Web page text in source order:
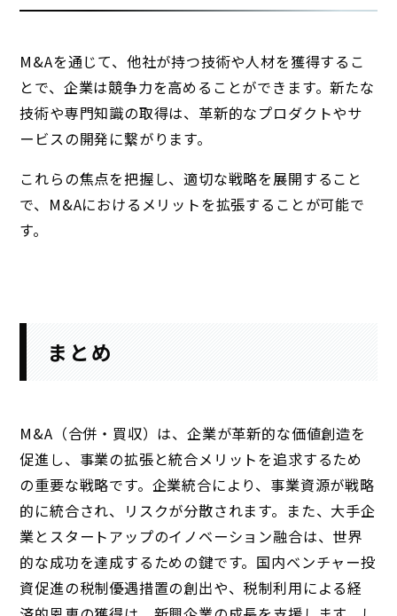
M&Aを通じて、他社が持つ技術や人材を獲得するこ
とで、企業は競争力を高めることができます。新たな
技術や専門知識の取得は、革新的なプロダクトやサ
ービスの開発に繋がります。
これらの焦点を把握し、適切な戦略を展開すること
で、M&Aにおけるメリットを拡張することが可能で
す。
まとめ
M&A（合併・買収）は、企業が革新的な価値創造を
促進し、事業の拡張と統合メリットを追求するため
の重要な戦略です。企業統合により、事業資源が戦略
的に統合され、リスクが分散されます。また、大手企
業とスタートアップのイノベーション融合は、世界
的な成功を達成するための鍵です。国内ベンチャー投
資促進の税制優遇措置の創出や、税制利用による経